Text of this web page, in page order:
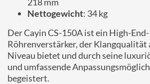
Nettogewicht: 34 kg
Der Cayin CS-150A ist ein High-End-
Röhrenverstärker, der Klangqualität
Niveau bietet und durch seine
und umfassende
begeistert.